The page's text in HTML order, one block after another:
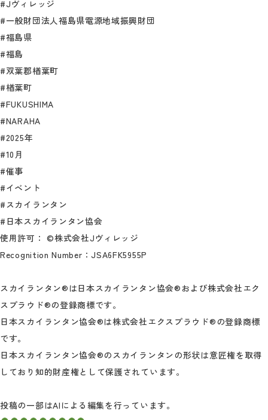
#Jヴィレッジ
#一般財団法人福島県電源地域振興財団
#福島県
#福島
#双葉郡楢葉町
#楢葉町
#FUKUSHIMA
#NARAHA
#2025年
#10月
#催事
#イベント
#スカイランタン
#日本スカイランタン協会
使用許可： ©株式会社Jヴィレッジ
Recognition Number：JSA6FK5955P
スカイランタン®は日本スカイランタン協会®および株式会社エク
スプラウド®の登録商標です。
日本スカイランタン協会®は株式会社エクスプラウド®の登録商標
です。
日本スカイランタン協会®のスカイランタンの形状は意匠権を取得
しており知的財産権として保護されています。
投稿の一部はAIによる編集を行っています。